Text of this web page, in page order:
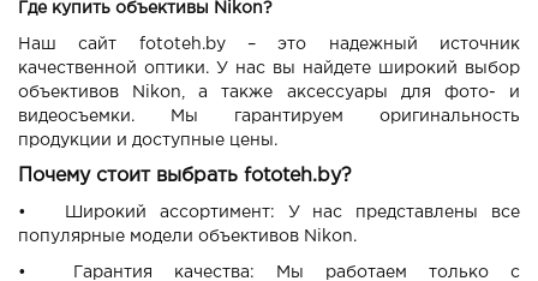
Где купить объективы Nikon?
Наш сайт fototeh.by – это надежный источник
качественной оптики. У нас вы найдете широкий выбор
объективов Nikon, а также аксессуары для фото- и
видеосъемки. Мы гарантируем оригинальность
продукции и доступные цены.
Почему стоит выбрать fototeh.by?
•
Широкий ассортимент: У нас представлены все
популярные модели объективов Nikon.
•
Гарантия качества: Мы работаем только с